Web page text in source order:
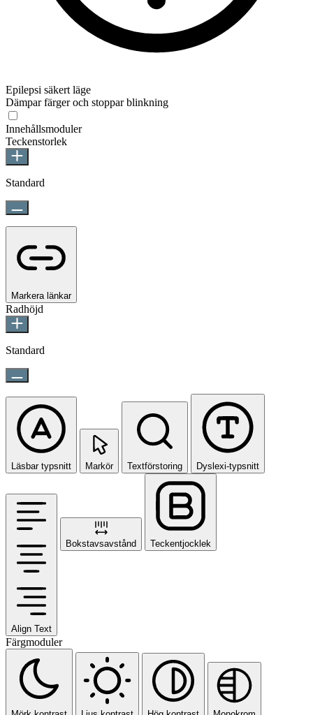
Epilepsi säkert läge
Dämpar färger och stoppar blinkning
Innehållsmoduler
Teckenstorlek
Standard
Markera länkar
Radhöjd
Standard
Läsbar typsnitt Markör Textförstoring Dyslexi-typsnitt
Align Text
Bokstavsavstånd Teckentjocklek
Färgmoduler